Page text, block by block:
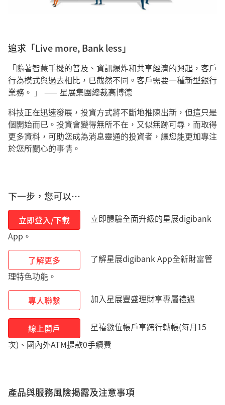
追求「Live more, Bank less」
「隨著智慧手機的普及、資訊爆炸和共享經濟的興起，客戶
行為模式與過去相比，已截然不同。客戶需要一種新型銀行
業務。 」 —— 星展集團總裁高博德
科技正在迅速發展，投資方式將不斷地推陳出新，但這只是
個開始而已。投資會變得無所不在，又似無跡可尋，而取得
更多資料，可助您成為消息靈通的投資者，讓您能更加專注
於您所關心的事情。
下一步，您可以…
立即登入/下載
立即體驗全面升級的星展digibank
App。
了解更多
了解星展digibank App全新財富管
理特色功能。
專人聯繫
加入星展豐盛理財享專屬禮遇
線上開戶
星禧數位帳戶享跨行轉帳(每月15
次)、國內外ATM提款0手續費
產品與服務風險揭露及注意事項